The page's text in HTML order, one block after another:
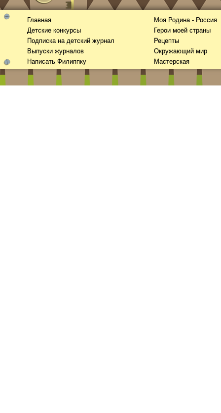
Главная
Детские конкурсы
Подписка на детский журнал
Выпуски журналов
Написать Филиппку
Моя Родина - Россия
Герои моей страны
Рецепты
Окружающий мир
Мастерская
Смотреть видео онлайн